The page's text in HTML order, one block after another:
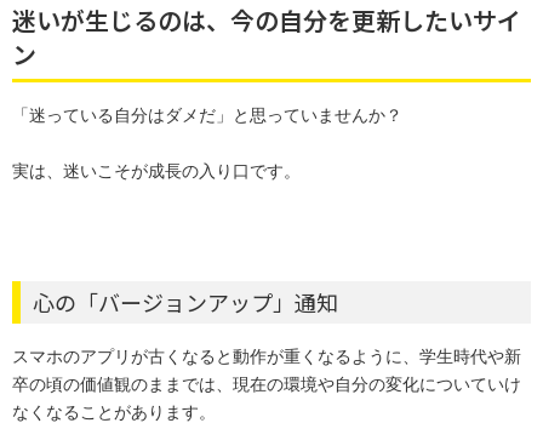
迷いが生じるのは、今の自分を更新したいサイ
ン
「迷っている自分はダメだ」と思っていませんか？
実は、迷いこそが成長の入り口です。
心の「バージョンアップ」通知
スマホのアプリが古くなると動作が重くなるように、学生時代や新
卒の頃の価値観のままでは、現在の環境や自分の変化についていけ
なくなることがあります。